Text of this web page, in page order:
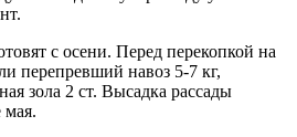
с осени. Перед перекопкой на
перепревший навоз 5-7 кг,
зола 2 ст. Высадка рассады
мая.